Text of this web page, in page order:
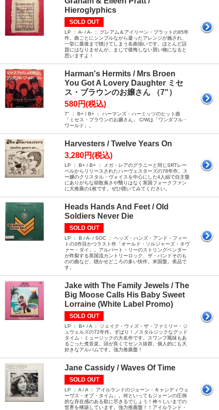
Hieroglyphics
SOLD OUT
LP ： A- / A- ： グレアム＆アイリーン・プラットの85年
作。曲ごとにシンプルながら凝ったアレンジが施され、
一挙に最後まで聴けてしまう名曲揃いです。ほとんど話
題にはなりませんが、まじで後悔しない買い物になると
思いますよ！
Harman's Hermits / Mrs Broen
You Got A Lovery Daughter ミセ
ス・ブラウンのお嬢さん （7"）
580円(税込)
7" ： B+ / B+ ： ハーマンズ・ハーミッツのヒット曲
「ミセス・ブラウンのお嬢さん」 C/Wは「ワンダフル・
ワールド」。
Harvesters / Twelve Years On
3,280円(税込)
LP ： B+ / B+ ： メガ・レアのグラニーと同じSRTレー
ベルからリリースされたハーヴェスターズの78年作。ス
ー嬢のクリスタル・ヴォイスを中心にした4人組で自主盤
にありがちな胡散臭さや翳りはなく英国フォークファン
に大推薦の1枚です。ぜひ聴いてみてください。
Heads Hands And Feet / Old
Soldiers Never Die
SOLD OUT
LP ： B / A- / SOC ： ヘッズ・ハンズ・アンド・フィー
トの3作目かつラスト作「オールド・ソルジャーズ・ネヴ
ァー・ダイ」。アルバート・リーのストリングベンダー
が炸裂する英国流カントリーロック、ザ・バンドそのも
のの曲など、聴かせどころの多い快作。米国盤。美品で
す。
Jake with The Family Jewels / The
Big Moose Calls His Baby Sweet
Lorraine (White Label Promo)
SOLD OUT
LP ： B+ / A ： ジェイク・ウィズ・ザ・ファミリー・ジ
ュウェルズの72年作。ずばり！ノスタルジックなグッド
タイム・ミュージックの大名作です。スワンプ風味もあ
るごった煮音楽。頭が良くてセンス抜群。個人的にも大
好きなアルバムです。強力推薦盤！
Jane Cassidy / Waves Of Time
SOLD OUT
LP ： A / A ： アイルランドのジェーン・キャシディウェ
ーヴス・オブ・タイム」。何といってもジェーンの圧倒
的な存在感のある歌に尽きるでしょう！神々しいまでの
世界を構築しています。強力推薦盤！！アイルランド・